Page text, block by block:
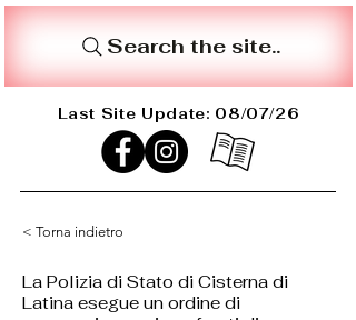
Search the site..
Last Site Update: 08/07/26
< Torna indietro
La Polizia di Stato di Cisterna di
Latina esegue un ordine di